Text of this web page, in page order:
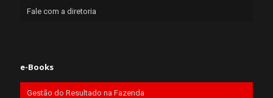
Fale com a diretoria
e-Books
Gestão do Resultado na Fazenda